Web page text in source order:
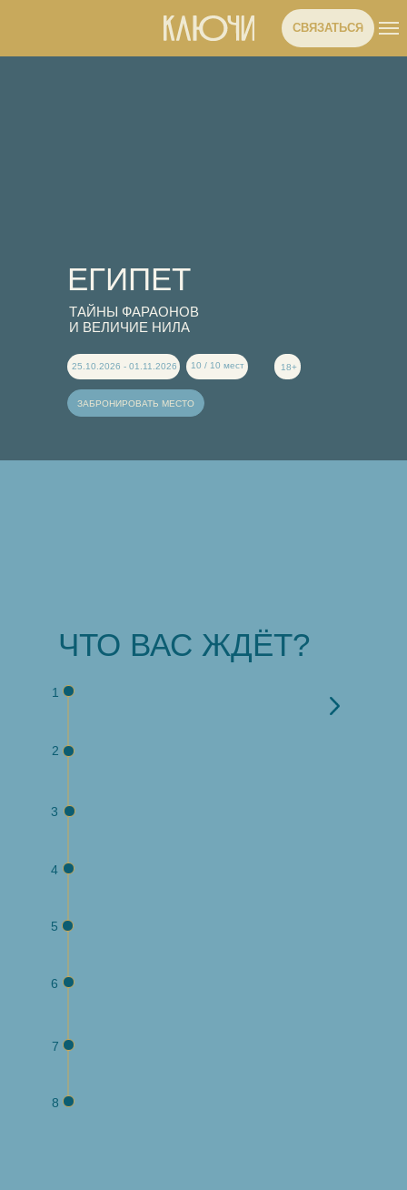
СВЯЗАТЬСЯ
ЕГИПЕТ
ЗАБРОНИРОВАТЬ МЕСТО
18+
10 / 10 мест
ТАЙНЫ ФАРАОНОВ
И ВЕЛИЧИЕ НИЛА
25.10.2026 - 01.11.2026
ЧТО ВАС ЖДЁТ?
1
2
3
4
5
6
7
8